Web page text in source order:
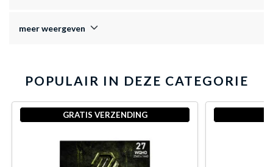
meer weergeven
POPULAIR IN DEZE CATEGORIE
GRATIS VERZENDING